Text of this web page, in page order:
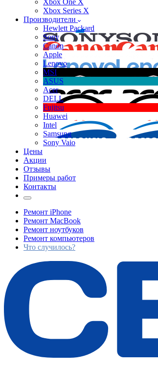
Xbox One X
Xbox Series X
Производители
Hewlett Packard
Sony
Canon
Apple
Lenovo
MSI
ASUS
Acer
DELL
Fujitsu
Huawei
Intel
Samsung
Sony Vaio
Цены
Акции
Отзывы
Примеры работ
Контакты
Ремонт iPhone
Ремонт MacBook
Ремонт ноутбуков
Ремонт компьютеров
Что случилось?